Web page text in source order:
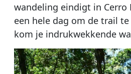
wandeling eindigt in Cerro
een hele dag om de trail
kom je indrukwekkende